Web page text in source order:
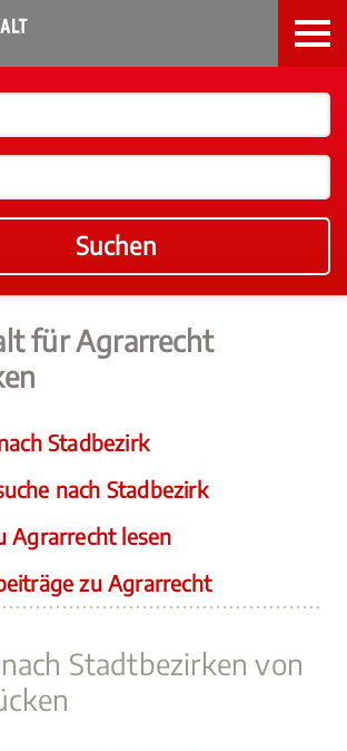
Suchen
für Agrarrecht
Stadbezirk
nach Stadbezirk
Agrarrecht lesen
zu Agrarrecht
Stadtbezirken von